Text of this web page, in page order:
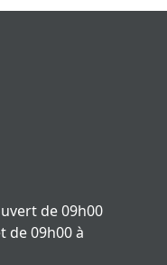
de 09h00
de 09h00 à